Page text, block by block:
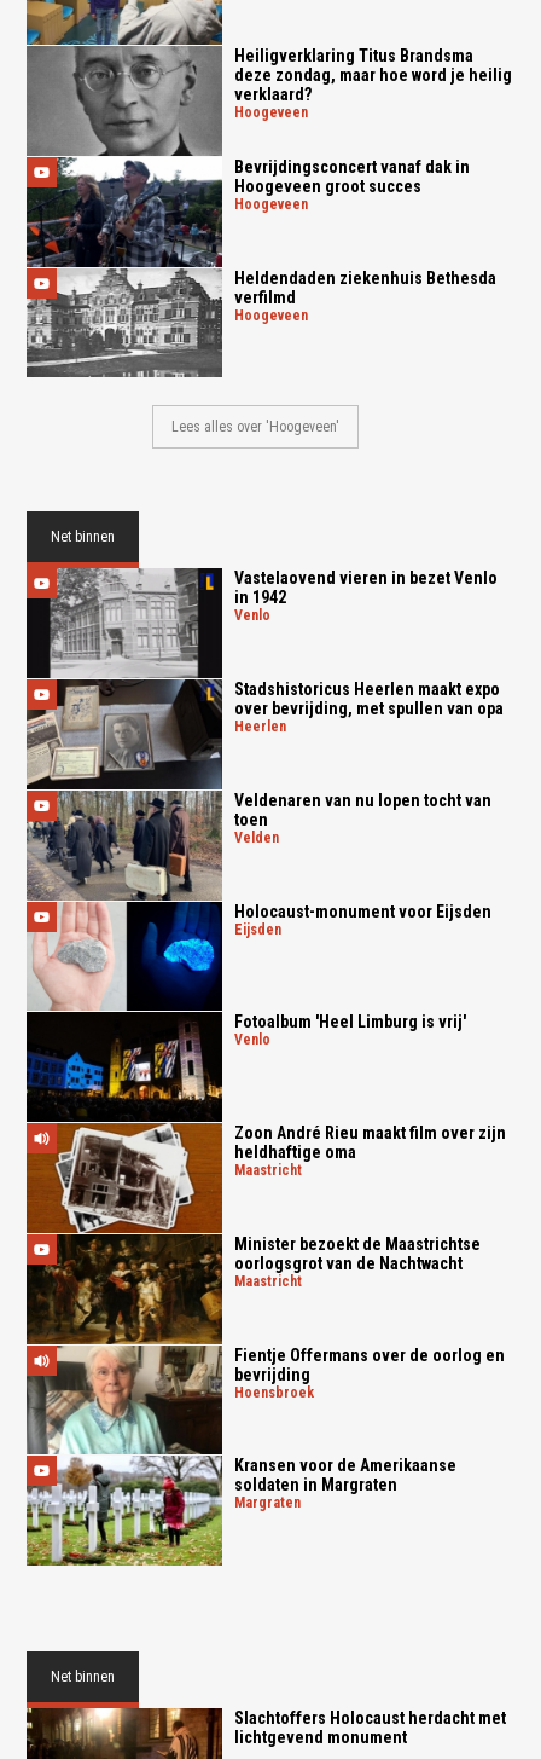
Heiligverklaring Titus Brandsma
deze zondag, maar hoe word je heilig
verklaard?
hoogeveen
Bevrijdingsconcert vanaf dak in
Hoogeveen groot succes
hoogeveen
Heldendaden ziekenhuis Bethesda
verfilmd
hoogeveen
Lees alles over 'Hoogeveen'
Net binnen
Vastelaovend vieren in bezet Venlo
in 1942
venlo
Stadshistoricus Heerlen maakt expo
over bevrijding, met spullen van opa
heerlen
Veldenaren van nu lopen tocht van
toen
velden
Holocaust-monument voor Eijsden
eijsden
Fotoalbum 'Heel Limburg is vrij'
venlo
Zoon André Rieu maakt film over zijn
heldhaftige oma
maastricht
Minister bezoekt de Maastrichtse
oorlogsgrot van de Nachtwacht
maastricht
Fientje Offermans over de oorlog en
bevrijding
hoensbroek
Kransen voor de Amerikaanse
soldaten in Margraten
margraten
Net binnen
Slachtoffers Holocaust herdacht met
lichtgevend monument